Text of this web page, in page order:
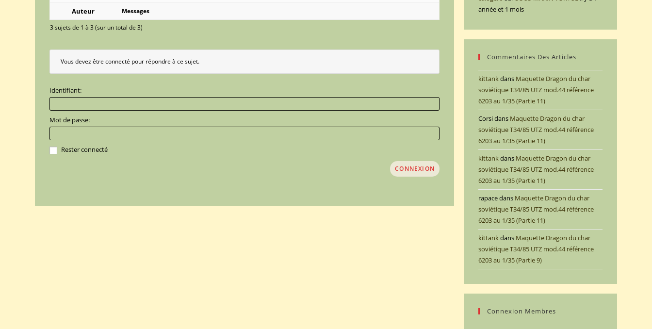
Auteur
Messages
3 sujets de 1 à 3 (sur un total de 3)
Vous devez être connecté pour répondre à ce sujet.
Identifiant:
Mot de passe:
Rester connecté
CONNEXION
année et 1 mois
Commentaires Des Articles
kittankdans Maquette Dragon du char
soviétique T34/85 UTZ mod.44 référence
6203 au 1/35 (Partie 11)
Corsidans Maquette Dragon du char
soviétique T34/85 UTZ mod.44 référence
6203 au 1/35 (Partie 11)
kittankdans Maquette Dragon du char
soviétique T34/85 UTZ mod.44 référence
6203 au 1/35 (Partie 11)
rapacedans Maquette Dragon du char
soviétique T34/85 UTZ mod.44 référence
6203 au 1/35 (Partie 11)
kittankdans Maquette Dragon du char
soviétique T34/85 UTZ mod.44 référence
6203 au 1/35 (Partie 9)
Connexion Membres